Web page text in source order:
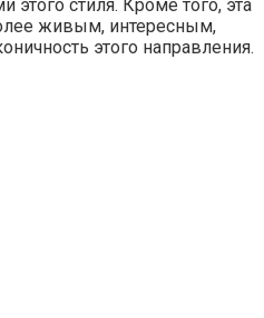
этого стиля. Кроме того, эта
живым, интересным,
этого направления.